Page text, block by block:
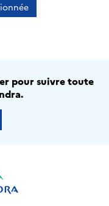
pour suivre toute